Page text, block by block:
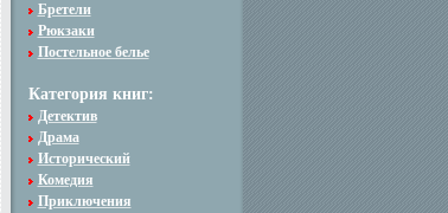
Бретели
Рюкзаки
Постельное белье
Категория книг:
Детектив
Драма
Исторический
Комедия
Приключения